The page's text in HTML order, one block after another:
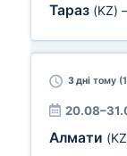
Тараз (KZ)
3 дні тому
Алмати